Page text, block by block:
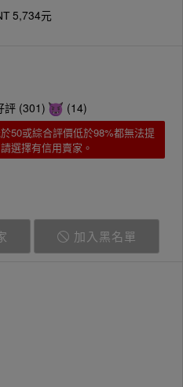
5,734元
評 (301) (14)
50或綜合評價低於98%都無法提
選擇有信用賣家。
加入黑名單